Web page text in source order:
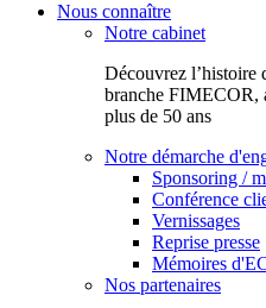
Nous connaître
Notre cabinet
Découvrez l’histoire
branche FIMECOR,
plus de 50 ans
Notre démarche
Sponsoring /
Conférence
Vernissages
Reprise presse
Mémoires
Nos partenaires